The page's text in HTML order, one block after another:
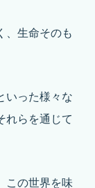
、生命そのも
いった様々な
れらを通じて
この世界を味